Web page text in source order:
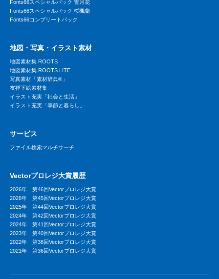
Fonts66スペシャルパック 雪月花
Fonts66スペシャルパック 桜楓蘭
Fonts66コンプリートパック
地図・写真・イラスト素材
地図素材集 ROOTS
地図素材集 ROOTS LITE
写真素材「素材辞典®」
友禅下絵素材集
イラスト充実「社会と生活」
イラスト充実「季節と暮らし」
サービス
ファイル検索マルチサーチ
Vectorプロレジ大賞履歴
2026年 第46回Vectorプロレジ大賞
2026年 第45回Vectorプロレジ大賞
2025年 第44回Vectorプロレジ大賞
2024年 第42回Vectorプロレジ大賞
2024年 第41回Vectorプロレジ大賞
2023年 第40回Vectorプロレジ大賞
2022年 第38回Vectorプロレジ大賞
2021年 第36回Vectorプロレジ大賞